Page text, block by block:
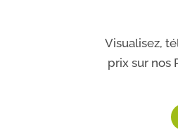
Visualisez,
prix sur nos